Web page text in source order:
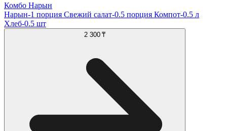
Комбо Нарын
Нарын-1 порция Свежий салат-0.5 порция Компот-0.5 л
Хлеб-0.5 шт
2 300 ₸